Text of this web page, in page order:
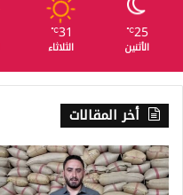
25
℃
الأثنين
31
℃
الثلاثاء
أخر المقالات